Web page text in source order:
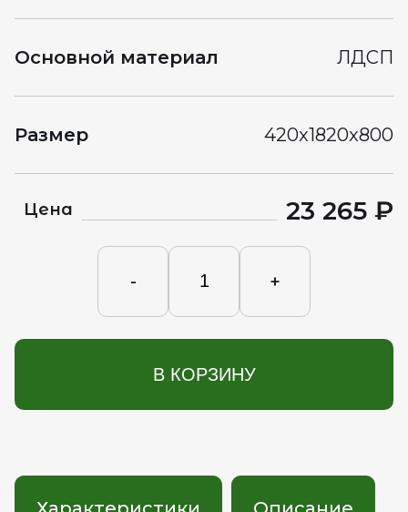
Основной материал ЛДСП
Размер 420x1820x800
Цена 23 265 ₽
- +
В КОРЗИНУ